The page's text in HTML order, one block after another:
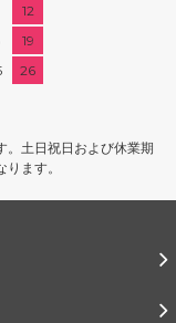
12
19
26
。土日祝日および休業期
ます。